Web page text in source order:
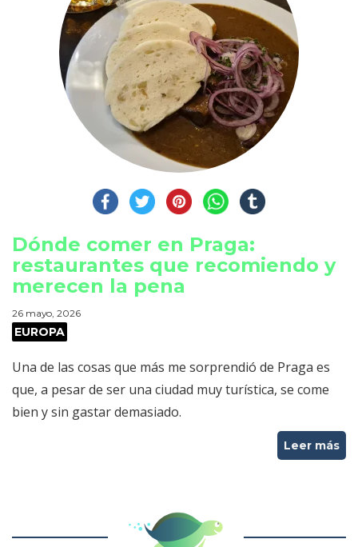
Dónde comer en Praga:
restaurantes que recomiendo y
merecen la pena
26 mayo, 2026
EUROPA
Una de las cosas que más me sorprendió de Praga es
que, a pesar de ser una ciudad muy turística, se come
bien y sin gastar demasiado.
Leer más